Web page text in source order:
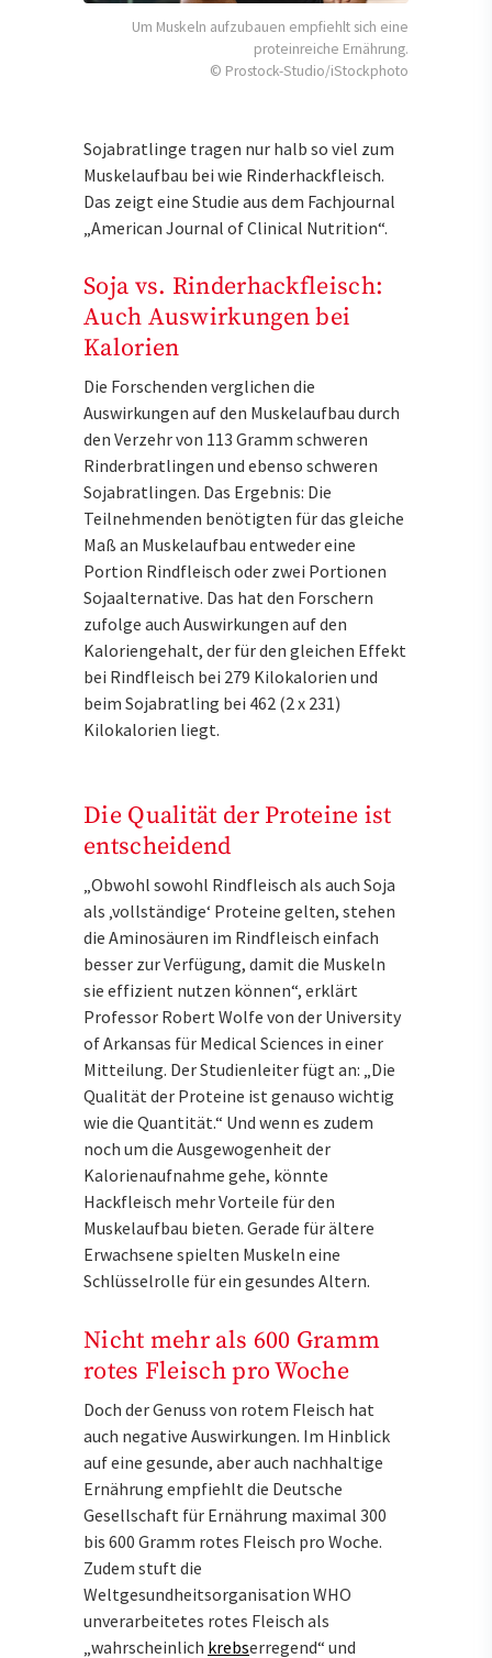
Um Muskeln aufzubauen empfiehlt sich eine
proteinreiche Ernährung.
© Prostock-Studio/iStockphoto
Sojabratlinge tragen nur halb so viel zum
Muskelaufbau bei wie Rinderhackfleisch.
Das zeigt eine Studie aus dem Fachjournal
„American Journal of Clinical Nutrition“.
Soja vs. Rinderhackfleisch:
Auch Auswirkungen bei
Kalorien
Die Forschenden verglichen die
Auswirkungen auf den Muskelaufbau durch
den Verzehr von 113 Gramm schweren
Rinderbratlingen und ebenso schweren
Sojabratlingen. Das Ergebnis: Die
Teilnehmenden benötigten für das gleiche
Maß an Muskelaufbau entweder eine
Portion Rindfleisch oder zwei Portionen
Sojaalternative. Das hat den Forschern
zufolge auch Auswirkungen auf den
Kaloriengehalt, der für den gleichen Effekt
bei Rindfleisch bei 279 Kilokalorien und
beim Sojabratling bei 462 (2 x 231)
Kilokalorien liegt.
Die Qualität der Proteine ist
entscheidend
„Obwohl sowohl Rindfleisch als auch Soja
als ‚vollständige‘ Proteine gelten, stehen
die Aminosäuren im Rindfleisch einfach
besser zur Verfügung, damit die Muskeln
sie effizient nutzen können“, erklärt
Professor Robert Wolfe von der University
of Arkansas für Medical Sciences in einer
Mitteilung. Der Studienleiter fügt an: „Die
Qualität der Proteine ist genauso wichtig
wie die Quantität.“ Und wenn es zudem
noch um die Ausgewogenheit der
Kalorienaufnahme gehe, könnte
Hackfleisch mehr Vorteile für den
Muskelaufbau bieten. Gerade für ältere
Erwachsene spielten Muskeln eine
Schlüsselrolle für ein gesundes Altern.
Nicht mehr als 600 Gramm
rotes Fleisch pro Woche
Doch der Genuss von rotem Fleisch hat
auch negative Auswirkungen. Im Hinblick
auf eine gesunde, aber auch nachhaltige
Ernährung empfiehlt die Deutsche
Gesellschaft für Ernährung maximal 300
bis 600 Gramm rotes Fleisch pro Woche.
Zudem stuft die
Weltgesundheitsorganisation WHO
unverarbeitetes rotes Fleisch als
„wahrscheinlich krebserregend“ und